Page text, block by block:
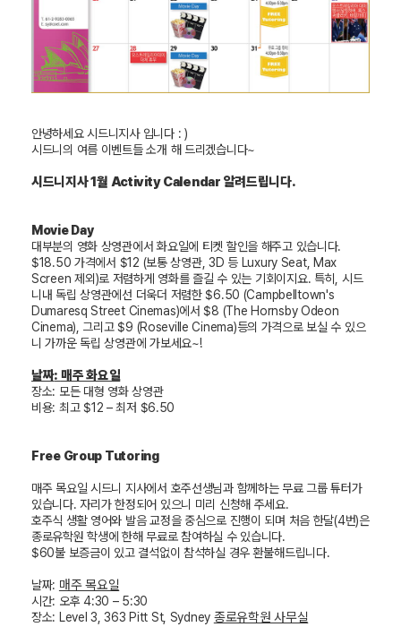
안녕하세요시드니지사입니다: )
시드니의 여름 이벤트들 소개 해 드리겠습니다~
시드니지사1월 Activity Calendar 알려드립니다.
Movie Day
대부분의 영화 상영관에서 화요일에 티켓 할인을 해주고 있습니다.
$18.50가격에서 $12 (보통 상영관, 3D 등Luxury Seat, Max
Screen제외)로 저렴하게 영화를 즐길 수 있는 기회이지요. 특히 , 시드
니내 독립 상영관에선 더욱더 저렴한$6.50 (Campbelltown's
Dumaresq Street Cinemas)에서 $8 (The Hornsby Odeon
Cinema), 그리고$9 (Roseville Cinema)등의 가격으로 보실 수 있으
니 가까운 독립 상영관에 가보세요~!
날짜: 매주 화요일
장소: 모든 대형 영화 상영관
비용: 최고$12 – 최저 $6.50
Free Group Tutoring
매주 목요일 시드니 지사에서 호주선생님과 함께하는 무료 그룹 튜터가
있습니다.자리가 한정되어 있으니 미리 신청해 주세요.
호주식 생활 영어와 발음 교정을 중심으로 진행이 되며 처음 한달(4번)은
종로유학원 학생에 한해 무료로 참여하실 수 있습니다.
$60불 보증금이 있고 결석없이 참석하실 경우 환불해드립니다.
날짜: 매주 목요일
시간: 오후 4:30 –5:30
장소: Level 3, 363 Pitt St, Sydney 종로유학원 사무실